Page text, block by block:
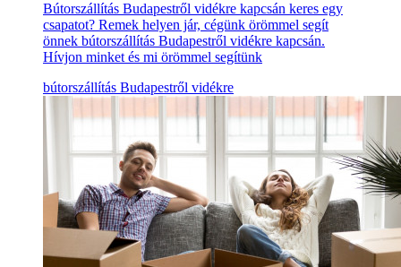
Bútorszállítás Budapestről vidékre kapcsán keres egy
csapatot? Remek helyen jár, cégünk örömmel segít
önnek bútorszállítás Budapestről vidékre kapcsán.
Hívjon minket és mi örömmel segítünk
bútorszállítás Budapestről vidékre